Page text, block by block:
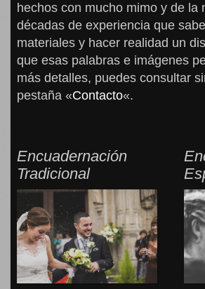
hechos con mucho mimo y de la
décadas de experiencia que
materiales y hacer realidad un
que esas palabras e imágenes
más detalles, puedes consultar
pestaña «Contacto«.
Encuadernación
Tradicional